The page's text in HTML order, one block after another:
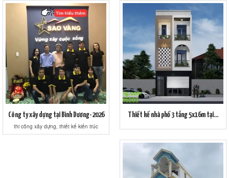
Công ty xây dựng tại Bình Dương-2026
thi công xây dựng, thiết kế kiến trúc
Thiết kế nhà phố 3 tầng 5x16m tại...